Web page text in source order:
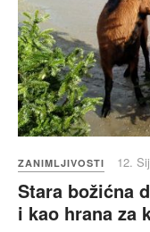
ZANIMLJIVOSTI 12.
Stara božićna
i kao hrana za